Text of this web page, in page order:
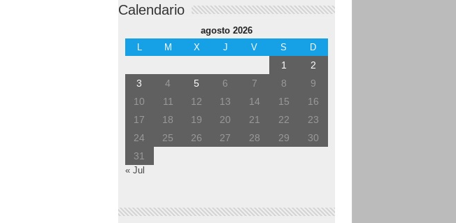
Calendario
agosto 2026
L
M X J V S D
1
2
3
4 5 6 7 8
9
10
11 12 13 14 15
16
17
18 19 20 21 22
23
24
25 26 27 28 29
30
31
« Jul